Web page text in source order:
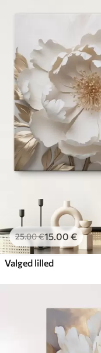
25.00€15.00 €
Valged lilled